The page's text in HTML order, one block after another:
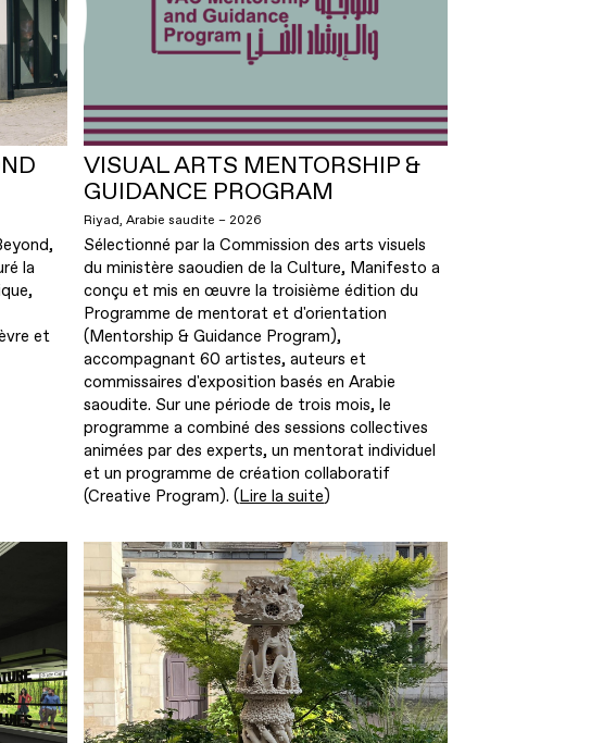
la
et
VISUAL ARTS MENTORSHIP &
GUIDANCE PROGRAM
Riyad, Arabie saudite – 2026
Sélectionné par la Commission des arts visuels
du ministère saoudien de la Culture, Manifesto a
conçu et mis en œuvre la troisième édition du
Programme de mentorat et d'orientation
(Mentorship & Guidance Program),
accompagnant 60 artistes, auteurs et
commissaires d'exposition basés en Arabie
saoudite. Sur une période de trois mois, le
programme a combiné des sessions collectives
animées par des experts, un mentorat individuel
et un programme de création collaboratif
(Creative Program). (Lire la suite)